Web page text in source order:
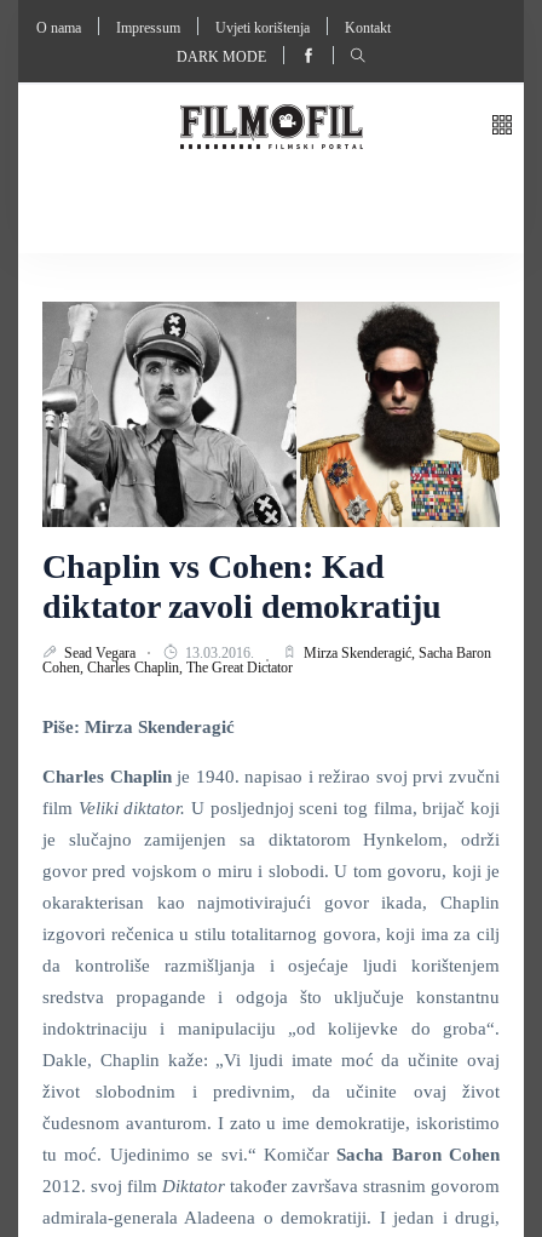
O nama Impressum Uvjeti korištenja
Kontakt
DARK MODE
Chaplin vs Cohen: Kad
diktator zavoli demokratiju
Sead Vegara 13.03.2016. Mirza Skenderagić, Sacha Baron
Cohen, Charles Chaplin, The Great Dictator
Piše: Mirza Skenderagić
Charles Chaplinje 1940. napisao i režirao svoj prvi zvučni
film Veliki diktator.U posljednjoj sceni tog filma, brijač koji
je slučajno zamijenjen sa diktatorom Hynkelom, održi
govor pred vojskom o miru i slobodi. U tom govoru, koji je
okarakterisan kao najmotivirajući govor ikada, Chaplin
izgovori rečenica u stilu totalitarnog govora, koji ima za cilj
da kontroliše razmišljanja i osjećaje ljudi korištenjem
sredstva propagande i odgoja što uključuje konstantnu
indoktrinaciju i manipulaciju „od kolijevke do groba“.
Dakle, Chaplin kaže: „Vi ljudi imate moć da učinite ovaj
život slobodnim i predivnim, da učinite ovaj život
čudesnom avanturom. I zato u ime demokratije, iskoristimo
tu moć. Ujedinimo se svi.“ KomičarSacha Baron Cohen
2012. svoj film Diktator također završava strasnim govorom
admirala-generala Aladeena o demokratiji. I jedan i drugi,